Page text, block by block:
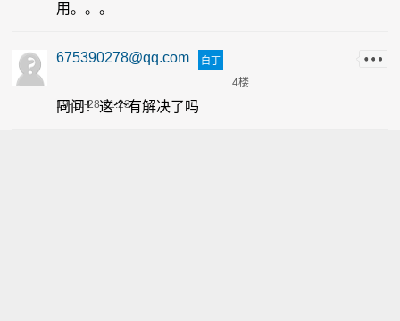
用。。。
675390278@qq.com 白丁
4楼
19-11-28 21:23
同问！这个有解决了吗